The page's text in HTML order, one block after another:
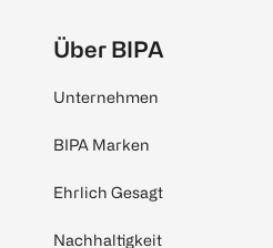
Über BIPA
Unternehmen
BIPA Marken
Ehrlich Gesagt
Nachhaltigkeit